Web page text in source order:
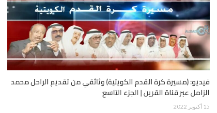
فيديو: (مسيرة كرة القدم الكويتية) وثائقي من تقديم الراحل محمد
الزامل عبر قناة القرين | الجزء التاسع
15 أكتوبر 2022